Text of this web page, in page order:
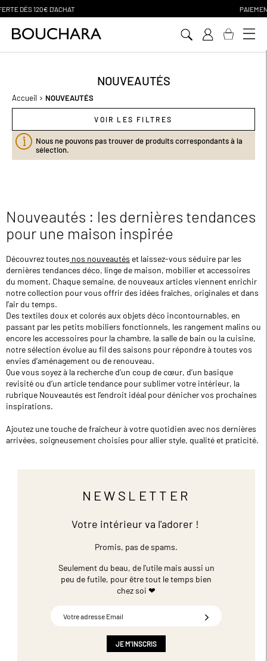
NOUVEAUTÉS
Accueil NOUVEAUTÉS
VOIR LES FILTRES
Nous ne pouvons pas trouver de produits correspondants à la
sélection.
Nouveautés : les dernières tendances
pour une maison inspirée
Découvrez toutes nos nouveautés et laissez-vous séduire par les
dernières tendances déco, linge de maison, mobilier et accessoires
du moment. Chaque semaine, de nouveaux articles viennent enrichir
notre collection pour vous offrir des idées fraîches, originales et dans
l’air du temps.
Des textiles doux et colorés aux objets déco incontournables, en
passant par les petits mobiliers fonctionnels, les rangement malins ou
encore les accessoires pour la chambre, la salle de bain ou la cuisine,
notre sélection évolue au fil des saisons pour répondre à toutes vos
envies d’aménagement ou de renouveau.
Que vous soyez à la recherche d’un coup de cœur, d’un basique
revisité ou d’un article tendance pour sublimer votre intérieur, la
rubrique Nouveautés est l’endroit idéal pour dénicher vos prochaines
inspirations.
Ajoutez une touche de fraîcheur à votre quotidien avec nos dernières
arrivées, soigneusement choisies pour allier style, qualité et praticité.
NEWSLETTER
Votre intérieur va l'adorer !
Promis, pas de spams.
Seulement du beau, de l'utile mais aussi un
peu de futile, pour être tout le temps bien
chez soi ❤
JE M'INSCRIS